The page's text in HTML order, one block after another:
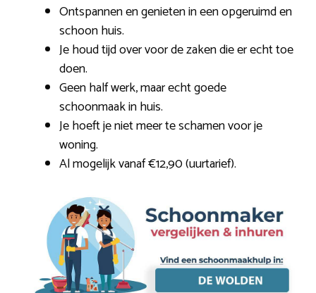
Ontspannen en genieten in een opgeruimd en
schoon huis.
Je houd tijd over voor de zaken die er echt toe
doen.
Geen half werk, maar echt goede
schoonmaak in huis.
Je hoeft je niet meer te schamen voor je
woning.
Al mogelijk vanaf €12,90 (uurtarief).